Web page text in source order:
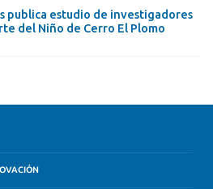
publica estudio de investigadores
del Niño de Cerro El Plomo